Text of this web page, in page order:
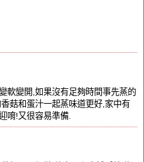
軟變開,如果沒有足夠時間事先蒸的
菇和蛋汁一起蒸味道更好,家中有
唷!又很容易準備.